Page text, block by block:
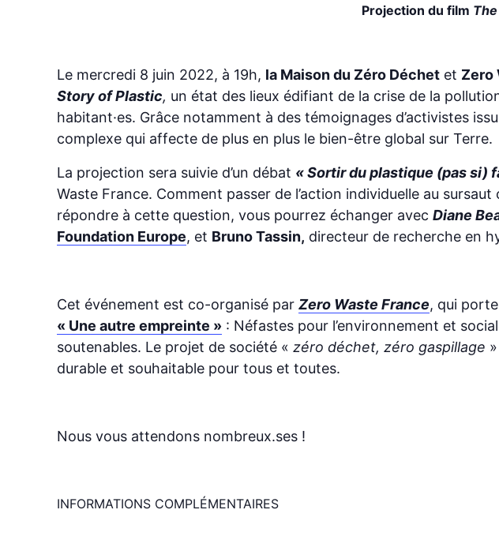
Projection du film
Le mercredi 8 juin 2022, à 19h, la Maison du Zéro Déchet et Zero
Story of Plastic, un état des lieux édifiant de la crise de la
habitant·es. Grâce notamment à des témoignages d’activistes
complexe qui affecte de plus en plus le bien-être global sur Terre.
La projection sera suivie d’un débat « Sortir du plastique (pas si)
Waste France. Comment passer de l’action individuelle au
répondre à cette question, vous pourrez échanger avec Diane
Foundation Europe, et Bruno Tassin, directeur de recherche en
Cet événement est co-organisé par Zero Waste France, qui
« Une autre empreinte » : Néfastes pour l’environnement et
soutenables. Le projet de société « zéro déchet, zéro gaspillage
durable et souhaitable pour tous et toutes.
Nous vous attendons nombreux.ses !
INFORMATIONS COMPLÉMENTAIRES